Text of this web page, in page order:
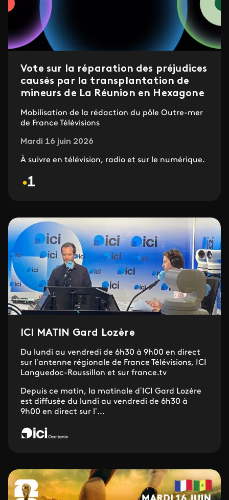
Vote sur la réparation des préjudices
causés par la transplantation de
mineurs de La Réunion en Hexagone
Mobilisation de la rédaction du pôle Outre-mer
de France Télévisions
Mardi 16 juin 2026
À suivre en télévision, radio et sur le numérique.
ICI MATIN Gard Lozère
Du lundi au vendredi de 6h30 à 9h00 en direct
sur l’antenne régionale de France Télévisions, ICI
Languedoc-Roussillon et sur france.tv
Depuis ce matin, la matinale d’ICI Gard Lozère
est diffusée du lundi au vendredi de 6h30 à
9h00 en direct sur l’...